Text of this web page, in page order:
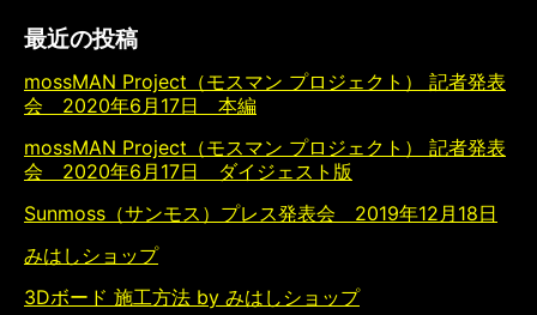
最近の投稿
mossMAN Project（モスマン プロジェクト） 記者発表
会 2020年6月17日 本編
mossMAN Project（モスマン プロジェクト） 記者発表
会 2020年6月17日 ダイジェスト版
Sunmoss（サンモス）プレス発表会 2019年12月18日
みはしショップ
3Dボード 施工方法 by みはしショップ